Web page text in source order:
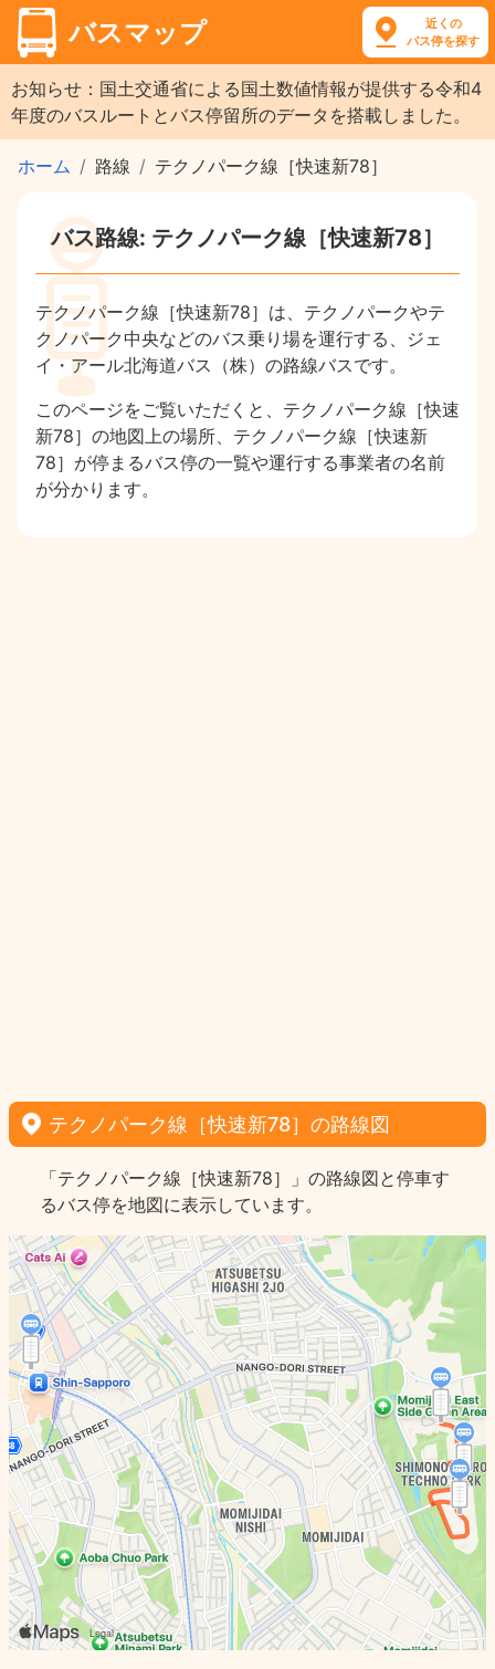
バスマップ
近くの
バス停を探す
お知らせ：国土交通省による国土数値情報が提供する令和4
年度のバスルートとバス停留所のデータを搭載しました。
ホーム 路線 テクノパーク線［快速新78］
バス路線: テクノパーク線［快速新78］
テクノパーク線［快速新78］は、テクノパークやテ
クノパーク中央などのバス乗り場を運行する、ジェ
イ・アール北海道バス（株）の路線バスです。
このページをご覧いただくと、テクノパーク線［快速
新78］の地図上の場所、テクノパーク線［快速新
78］が停まるバス停の一覧や運行する事業者の名前
が分かります。
テクノパーク線［快速新78］の路線図
「テクノパーク線［快速新78］」の路線図と停車す
るバス停を地図に表示しています。